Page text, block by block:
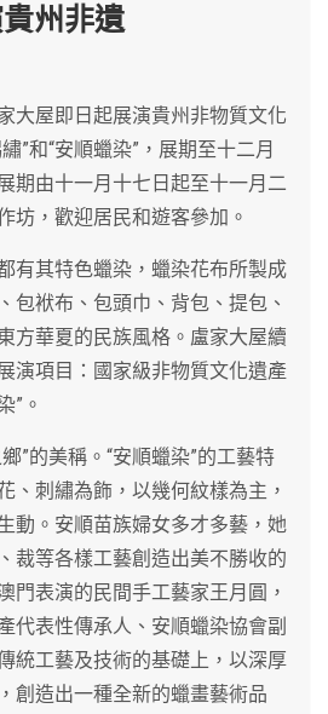
州非遺
大屋即日起展演貴州非物質文化
”和“安順蠟染”，展期至十二月
期由十一月十七日起至十一月二
坊，歡迎居民和遊客參加。
有其特色蠟染，蠟染花布所製成
包袱布、包頭巾、背包、提包、
方華夏的民族風格。盧家大屋續
演項目：國家級非物質文化遺產
”。
”的美稱。“安順蠟染”的工藝特
、刺繡為飾，以幾何紋樣為主，
動。安順苗族婦女多才多藝，她
裁等各樣工藝創造出美不勝收的
門表演的民間手工藝家王月圓，
代表性傳承人、安順蠟染協會副
統工藝及技術的基礎上，以深厚
創造出一種全新的蠟畫藝術品